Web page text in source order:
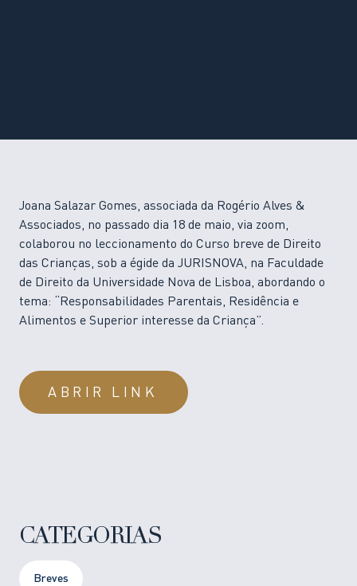
Joana Salazar Gomes, associada da Rogério Alves &
Associados, no passado dia 18 de maio, via zoom,
colaborou no leccionamento do Curso breve de Direito
das Crianças, sob a égide da JURISNOVA, na Faculdade
de Direito da Universidade Nova de Lisboa, abordando o
tema: “Responsabilidades Parentais, Residência e
Alimentos e Superior interesse da Criança”.
ABRIR LINK
CATEGORIAS
Breves